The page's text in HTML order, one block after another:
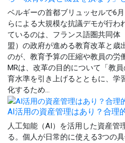
ベルギーの首都ブリュッセルで6
らによる大規模な抗議デモが行わ
ているのは、フランス語圏共同体
盟）の政府が進める教育改革と歳
のが、教育予算の圧縮や教員の労
MRは、改革の目的について「教
育水準を引き上げるとともに、学
化するため...
AI活用の資産管理はあり？合理
人工知能（AI）を活用した資産管
る。個人が日常的に使える3つの